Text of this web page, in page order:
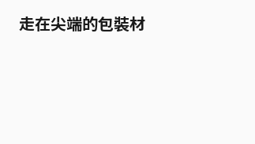
走在尖端的包裝材